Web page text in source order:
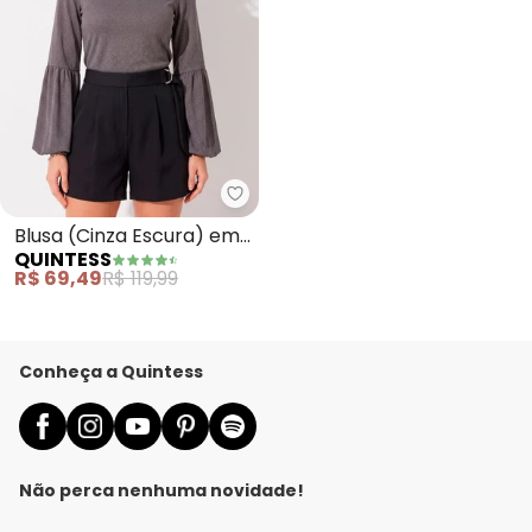
Quintess - Blusa (Cinza
Blusa (Cinza Escura) em
Malha Crepe
QUINTESS
R$ 69,49R$ 119,99
Conheça a Quintess
Não perca nenhuma novidade!